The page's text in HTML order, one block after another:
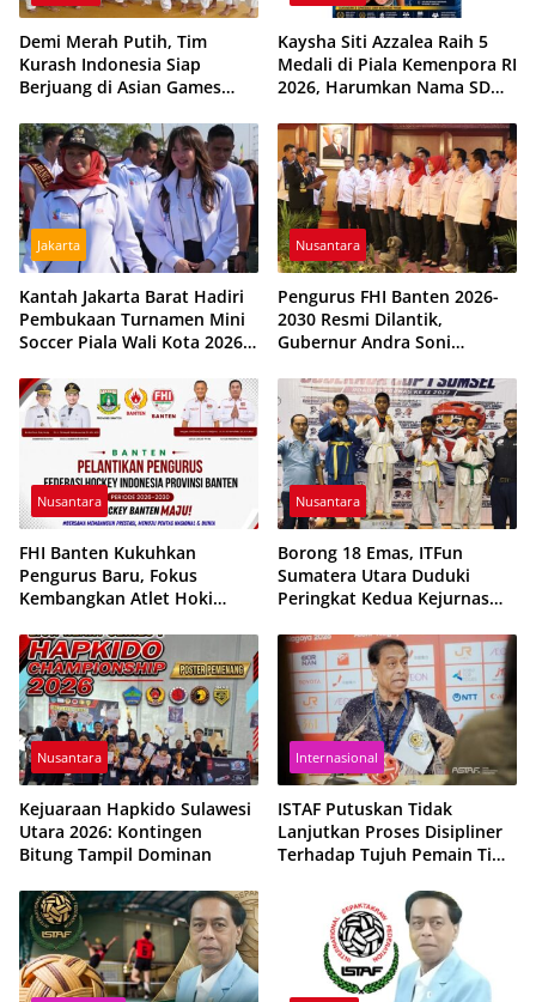
Demi Merah Putih, Tim
Kurash Indonesia Siap
Berjuang di Asian Games
Ketidakpastian
Kaysha Siti Azzalea Raih 5
Medali di Piala Kemenpora RI
2026, Harumkan Nama SD
Jakarta
Kantah Jakarta Barat Hadiri
Pembukaan Turnamen Mini
Soccer Piala Wali Kota 2026,
Kebersamaan Pemuda
Nusantara
Pengurus FHI Banten 2026-
2030 Resmi Dilantik,
Gubernur Andra Soni
Nusantara
FHI Banten Kukuhkan
Pengurus Baru, Fokus
Kembangkan Atlet Hoki
Nusantara
Borong 18 Emas, ITFun
Sumatera Utara Duduki
Peringkat Kedua Kejurnas
Nusantara
Kejuaraan Hapkido Sulawesi
Utara 2026: Kontingen
Bitung Tampil Dominan
Internasional
ISTAF Putuskan Tidak
Lanjutkan Proses Disipliner
Terhadap Tujuh Pemain Tim